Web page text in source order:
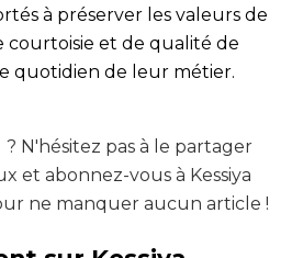
à préserver les valeurs de
courtoisie et de qualité de
quotidien de leur métier.
N'hésitez pas à le partager
et abonnez-vous à Kessiya
ne manquer aucun article !